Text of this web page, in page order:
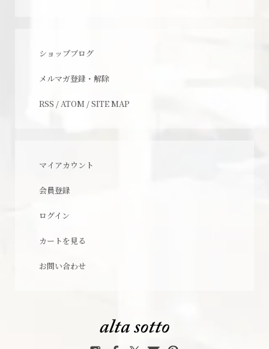
ショップブログ
メルマガ登録・解除
RSS / ATOM /SITE MAP
マイアカウント
会員登録
ログイン
カートを見る
お問い合わせ